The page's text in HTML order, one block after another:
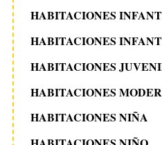
HABITACIONES
HABITACIONES
HABITACIONES
HABITACIONES
HABITACIONES NIÑA